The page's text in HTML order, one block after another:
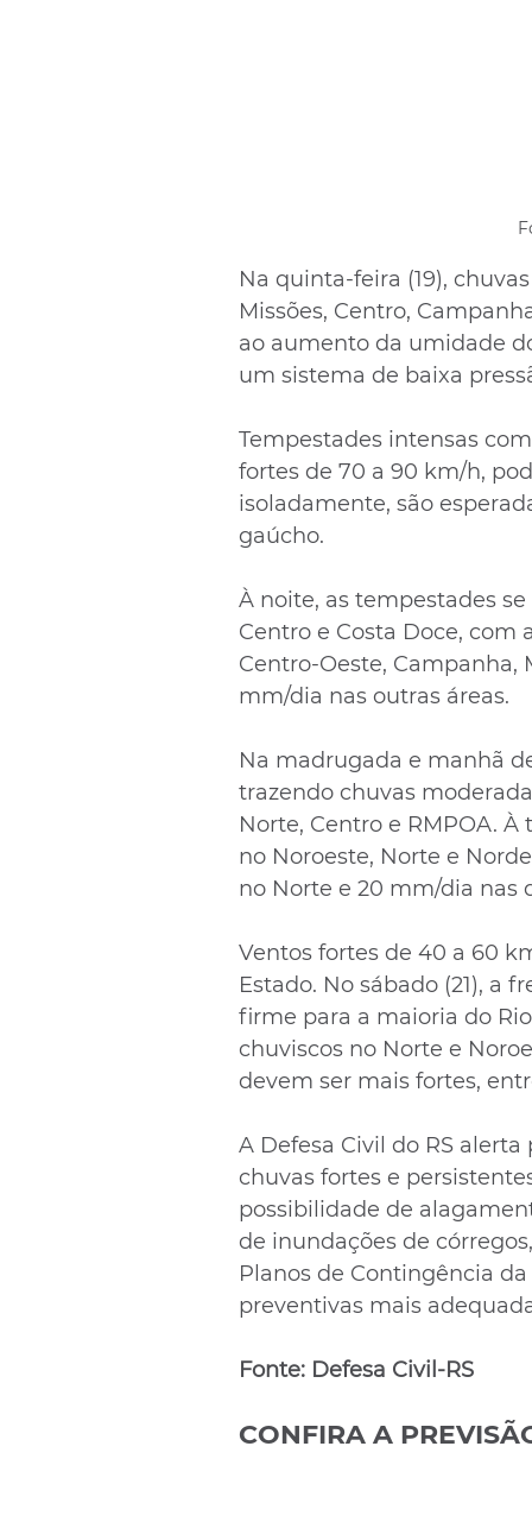
Na quinta-feira (19),
Missões, Centro,
ao aumento da umidade
um sistema de baixa
Tempestades intensas
fortes de 70 a 90 km/h,
isoladamente, são
gaúcho.
À noite, as tempestades
Centro e Costa Doce,
Centro-Oeste, Campanha,
mm/dia nas outras áreas.
Na madrugada e manhã
trazendo chuvas
Norte, Centro e RMPOA.
no Noroeste, Norte e
no Norte e 20 mm/dia nas
Ventos fortes de 40 a 60
Estado. No sábado (21), a
firme para a maioria do
chuviscos no Norte e
devem ser mais fortes,
A Defesa Civil do RS
chuvas fortes e
possibilidade de
de inundações de
Planos de Contingência
preventivas mais
Fonte: Defesa Civil-RS
CONFIRA A